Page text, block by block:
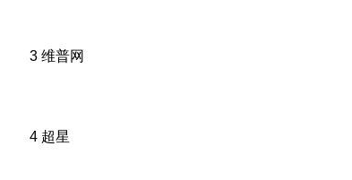
3 维普网
4 超星